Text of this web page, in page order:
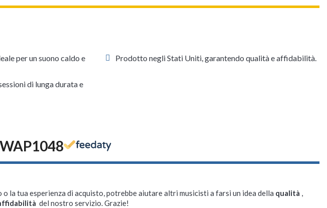
per un suono caldo e
di lunga durata e
Prodotto negli Stati Uniti, garantendo qualità e affidabilità.
la tua esperienza di acquisto, potrebbe aiutare altri musicisti a farsi un idea della qualità ,
del nostro servizio. Grazie!